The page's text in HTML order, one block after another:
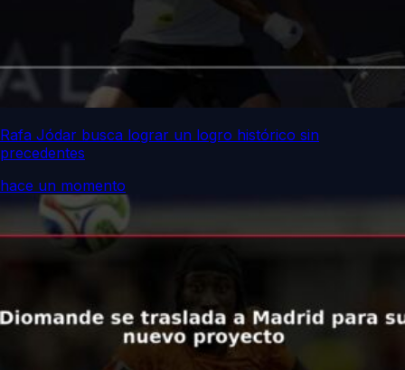
Rafa Jódar busca lograr un logro histórico sin
precedentes
hace un momento